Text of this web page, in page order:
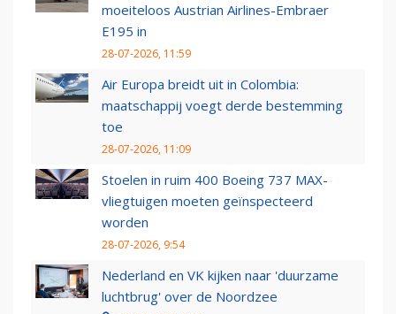
moeiteloos Austrian Airlines-Embraer
E195 in
28-07-2026, 11:59
Air Europa breidt uit in Colombia:
maatschappij voegt derde bestemming
toe
28-07-2026, 11:09
Stoelen in ruim 400 Boeing 737 MAX-
vliegtuigen moeten geïnspecteerd
worden
28-07-2026, 9:54
Nederland en VK kijken naar 'duurzame
luchtbrug' over de Noordzee